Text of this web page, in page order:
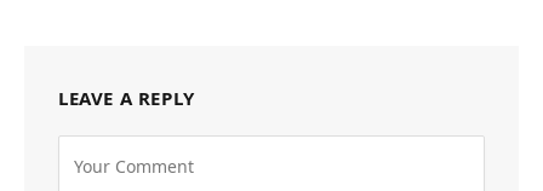
LEAVE A REPLY